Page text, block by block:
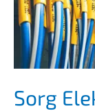
Sorg